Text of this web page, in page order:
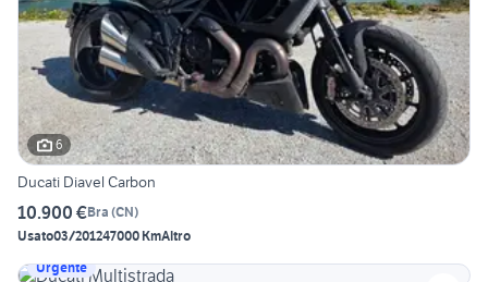
6
Ducati Diavel Carbon
10.900 €Bra (CN)
Usato03/201247000 KmAltro
Urgente